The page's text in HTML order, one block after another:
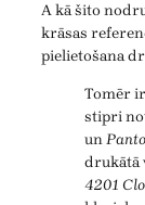
A kā šito
krāsas
pielietošana
Tomēr
stipri
un
drukātā
4201